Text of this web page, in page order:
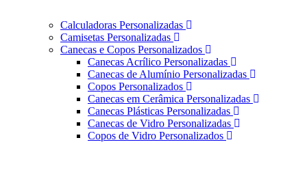
Calculadoras Personalizadas
Camisetas Personalizadas
Canecas e Copos Personalizados
Canecas Acrílico Personalizadas
Canecas de Alumínio Personalizadas
Copos Personalizados
Canecas em Cerâmica Personalizadas
Canecas Plásticas Personalizadas
Canecas de Vidro Personalizadas
Copos de Vidro Personalizados